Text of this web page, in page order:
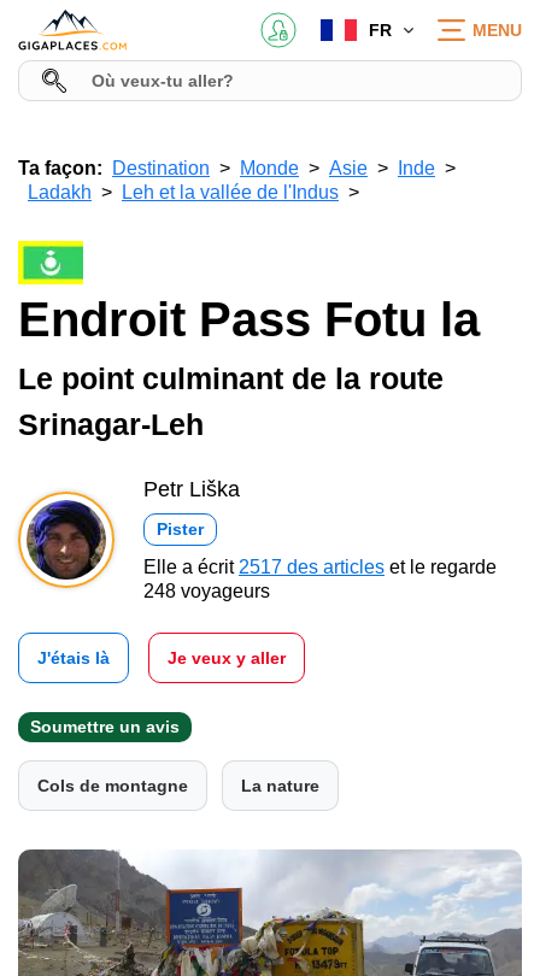
FR MENU
Ta façon: Destination Monde Asie
Inde
Ladakh
Leh et la vallée de l'Indus
Endroit Pass Fotu la
Le point culminant de la route
Srinagar-Leh
Petr Liška
Pister
Elle a écrit 2517 des articles et le regarde
248 voyageurs
J'étais là Je veux y aller
Soumettre un avis
Cols de montagne La nature